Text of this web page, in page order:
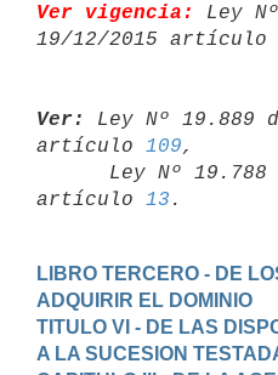
Ver vigencia:
Ley
19/12/2015 artículo
Ver:
Ley Nº 19.889
artículo 109,
artículo 13
LIBRO TERCERO - DE
ADQUIRIR EL DOMINIO
TITULO VI - DE LAS
A LA SUCESION